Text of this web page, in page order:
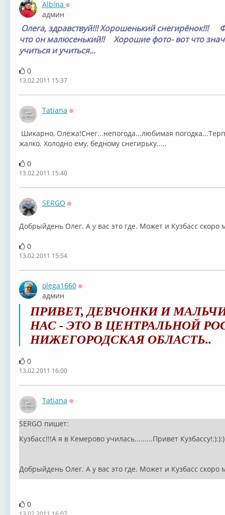
Albina
админ
Олега, здравствуй!!! Хорошенький снегирёнок!!!
что он малюсенький!!
Хорошие фото- вот что
учиться и учиться...
0
13.02.2011 15:37
Tatiana
Шикарно, Олежа!Снег...непогода...любимая
жалко. Холодно ему, бедному снегирьку.....
0
13.02.2011 15:40
SERGO
Добрыйдень Олег. А у вас это где. Может и Кузбасс скоро
0
13.02.2011 15:54
olega1660
админ
ПРИВЕТ, ДЕВЧОНКИ И
НАС - ЭТО В ЦЕНТРАЛЬНОЙ
НИЖЕГОРОДСКАЯ ОБЛАСТЬ..
0
13.02.2011 16:00
Tatiana
SERGO пишет:
Кузбасс!!!А я в Кемерово училась.........Привет Кузбассу!:):):)
Добрыйдень Олег. А у вас это где. Может и Кузбасс скоро
0